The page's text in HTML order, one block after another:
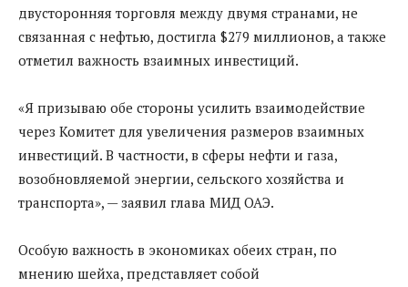
двусторонняя торговля между двумя странами, не
связанная с нефтью, достигла $279 миллионов, а также
отметил важность взаимных инвестиций.
«Я призываю обе стороны усилить взаимодействие
через Комитет для увеличения размеров взаимных
инвестиций. В частности, в сферы нефти и газа,
возобновляемой энергии, сельского хозяйства и
транспорта», — заявил глава МИД ОАЭ.
Особую важность в экономиках обеих стран, по
мнению шейха, представляет собой